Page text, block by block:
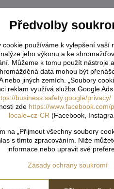
Předvolby
cookie používáme k vylepšení vaší
jeho výkonu a ke
Můžeme k tomu použít nástroje
data mohou být
nebo jiných zemích. „Soubory
reklam využívá služba Google
business.safety.google/privacy/
zde https://www.facebook.com/
locale=cz-CR (Facebook,
na „Přijmout všechny soubory
s tímto zpracováním. Níže
informace nebo upravit své
Zásady ochrany soukromí